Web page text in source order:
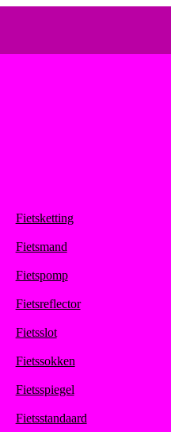
Fietsketting
Fietsmand
Fietspomp
Fietsreflector
Fietsslot
Fietssokken
Fietsspiegel
Fietsstandaard